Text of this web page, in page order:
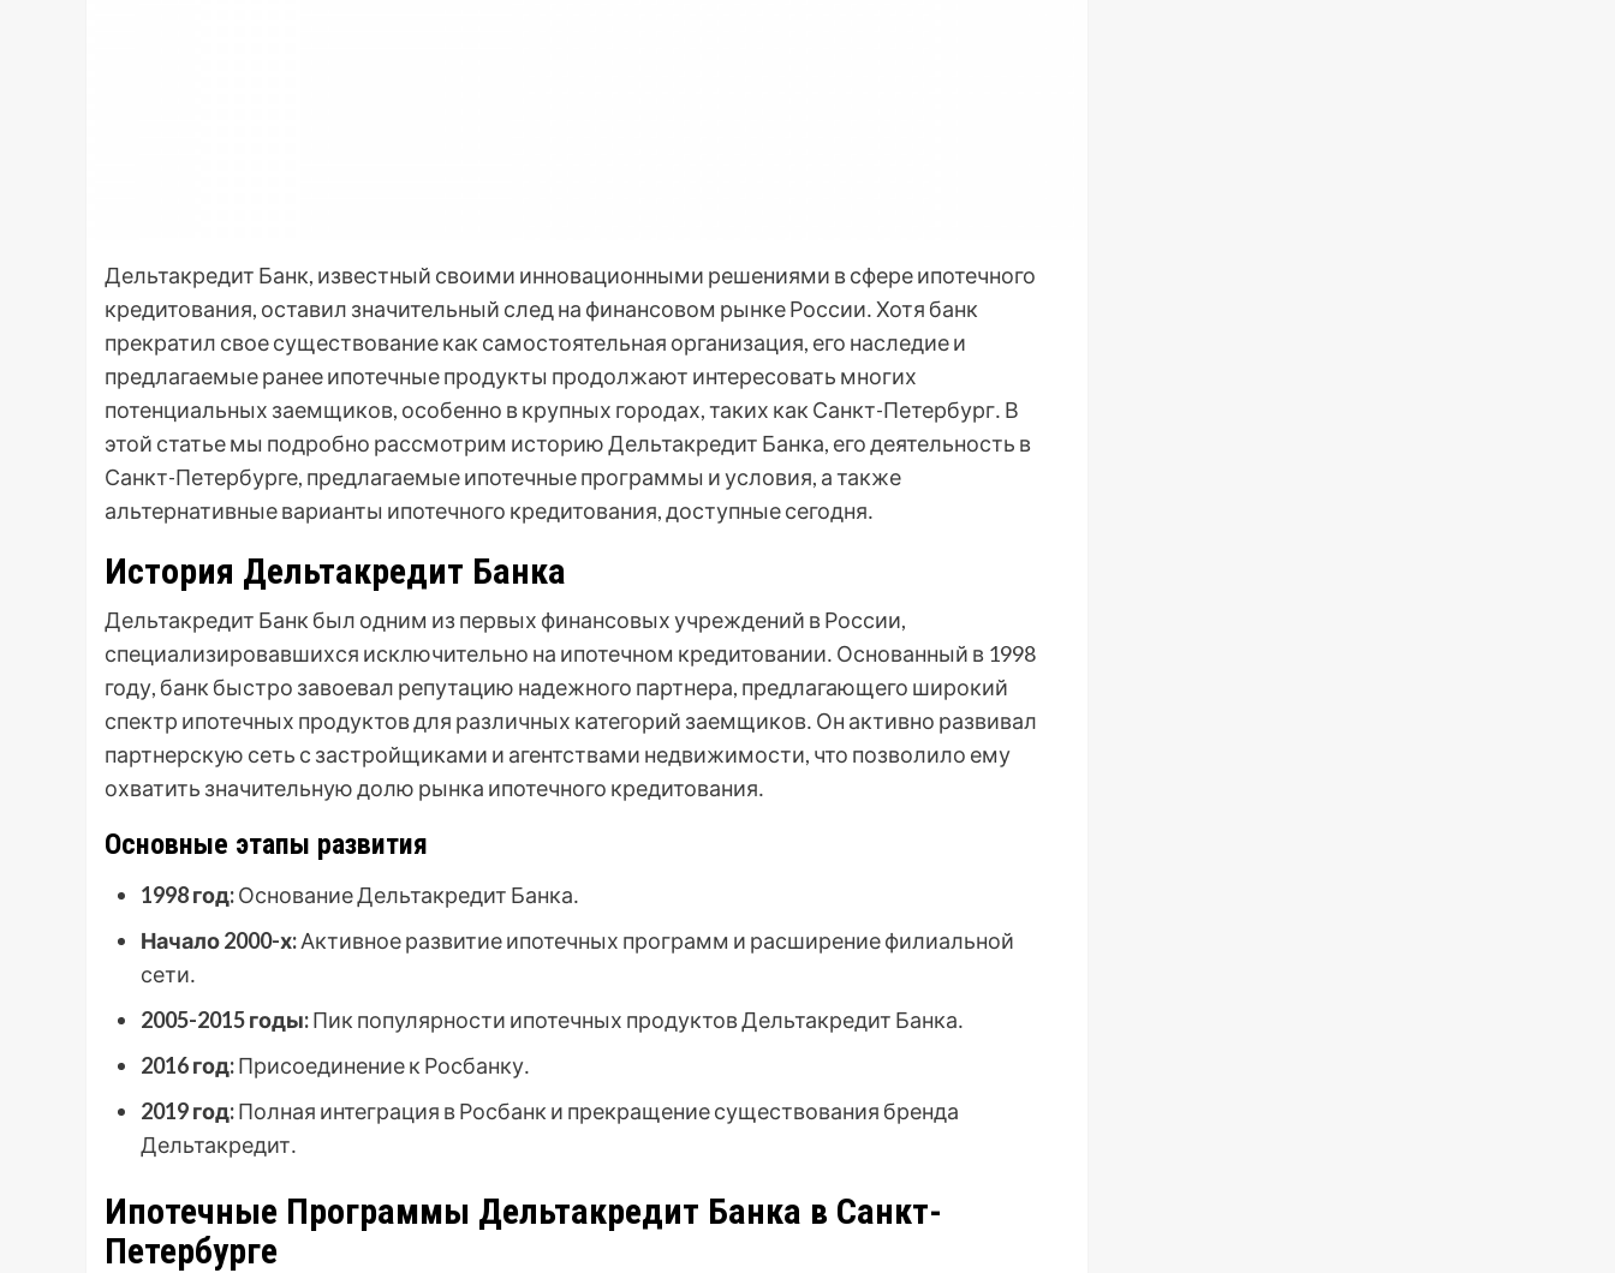
Дельтакредит Банк, известный своими инновационными решениями в сфере ипотечного
кредитования, оставил значительный след на финансовом рынке России․ Хотя банк
прекратил свое существование как самостоятельная организация, его наследие и
предлагаемые ранее ипотечные продукты продолжают интересовать многих
потенциальных заемщиков, особенно в крупных городах, таких как Санкт-Петербург․ В
этой статье мы подробно рассмотрим историю Дельтакредит Банка, его деятельность в
Санкт-Петербурге, предлагаемые ипотечные программы и условия, а также
альтернативные варианты ипотечного кредитования, доступные сегодня․
История Дельтакредит Банка
Дельтакредит Банк был одним из первых финансовых учреждений в России,
специализировавшихся исключительно на ипотечном кредитовании․ Основанный в 1998
году, банк быстро завоевал репутацию надежного партнера, предлагающего широкий
спектр ипотечных продуктов для различных категорий заемщиков․ Он активно развивал
партнерскую сеть с застройщиками и агентствами недвижимости, что позволило ему
охватить значительную долю рынка ипотечного кредитования․
Основные этапы развития
1998 год:Основание Дельтакредит Банка․
Начало 2000-х:Активное развитие ипотечных программ и расширение филиальной
сети․
2005-2015 годы:Пик популярности ипотечных продуктов Дельтакредит Банка․
2016 год:Присоединение к Росбанку․
2019 год:Полная интеграция в Росбанк и прекращение существования бренда
Дельтакредит․
Ипотечные Программы Дельтакредит Банка в Санкт-
Петербурге